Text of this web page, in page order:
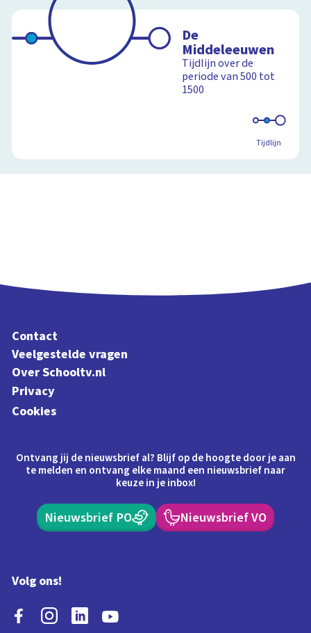
De
Middeleeuwen
Tijdlijn over de
periode van 500 tot
1500
Tijdlijn
Contact
Veelgestelde vragen
Over Schooltv.nl
Privacy
Cookies
Ontvang jij de nieuwsbrief al? Blijf op de hoogte door je aan
te melden en ontvang elke maand een nieuwsbrief naar
keuze in je inbox!
Nieuwsbrief PO Nieuwsbrief VO
Volg ons!